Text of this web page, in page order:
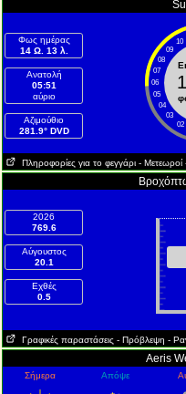
Φως ημέρας
14 Ω. 13 λ.
Ανατολή
05:51
αύριο
Aζιμούθιο
281.9° DVD
10
09
08
07
06
05
04
03
02
1
Πληροφορίες για το φεγγάρι - Μετεωροί
2026
769.6
Αύγουστος
20.1
Εχθές
0.5
Γραφικές παραστάσεις - Πρόβλεψη -
Aeris
Σήμερα Απόψε